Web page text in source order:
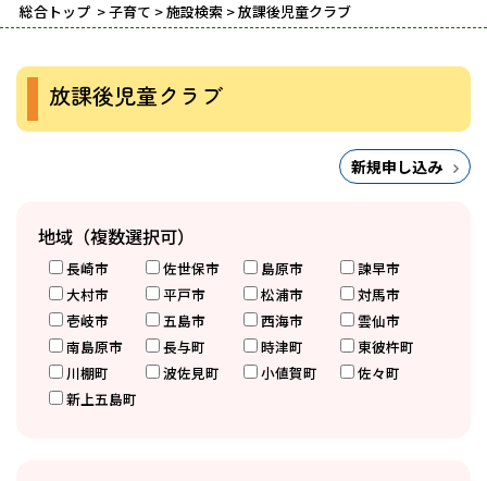
総合トップ >子育て >施設検索 > 放課後児童クラブ
放課後児童クラブ
新規申し込み
地域（複数選択可）
長崎市 佐世保市 島原市
諫早市
大村市
平戸市 松浦市
対馬市
壱岐市
五島市 西海市
雲仙市
南島原市
長与町 時津町
東彼杵町
川棚町
波佐見町 小値賀町
佐々町
新上五島町